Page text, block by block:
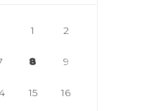
1 2
8 9
15 16